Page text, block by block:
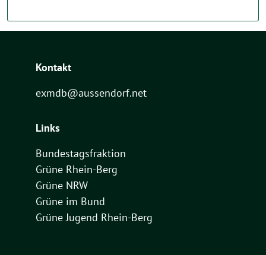
Kontakt
exmdb@aussendorf.net
Links
Bundestagsfraktion
Grüne Rhein-Berg
Grüne NRW
Grüne im Bund
Grüne Jugend Rhein-Berg